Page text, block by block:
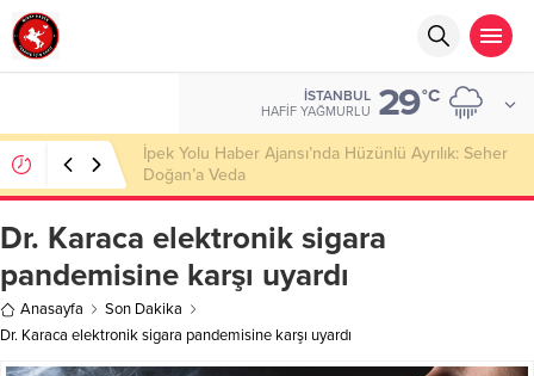
İSTANBUL
HAFIF YAĞMURLU 29°C
Başkan Nihat Öztürk, Şanahan’da Hacı Eryaman’a
Misafir Oldu
Dr. Karaca elektronik sigara
pandemisine karşı uyardı
Anasayfa
Son Dakika
Dr. Karaca elektronik sigara pandemisine karşı uyardı